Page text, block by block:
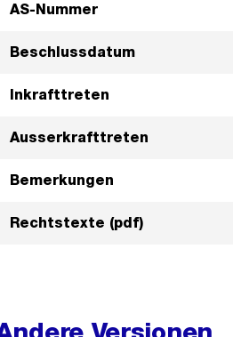
AS-Nummer
Beschlussdatum
Inkrafttreten
Ausserkrafttreten
Bemerkungen
Rechtstexte (pdf)